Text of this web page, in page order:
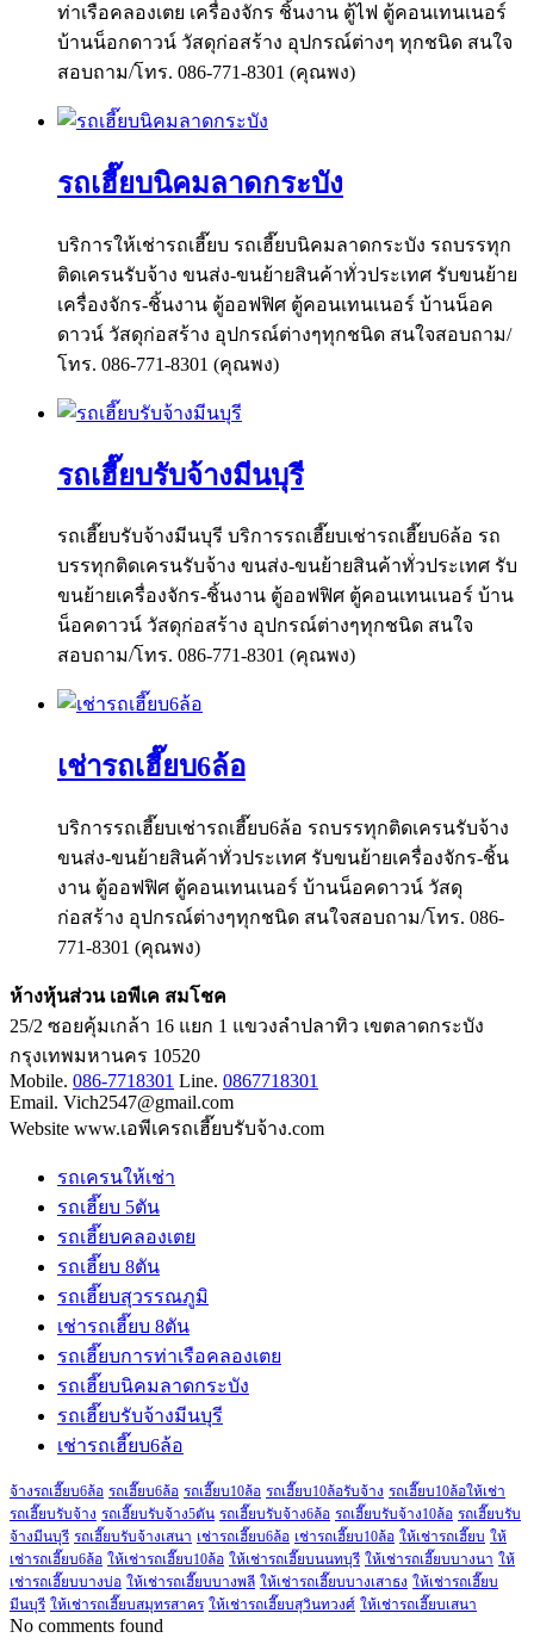
ท่าเรือคลองเตย เครื่องจักร ชิ้นงาน ตู้ไฟ ตู้คอนเทนเนอร์
บ้านน็อกดาวน์ วัสดุก่อสร้าง อุปกรณ์ต่างๆ ทุกชนิด สนใจ
สอบถาม/โทร. 086-771-8301 (คุณพง)
รถเฮี๊ยบนิคมลาดกระบัง
บริการให้เช่ารถเฮี๊ยบ รถเฮี๊ยบนิคมลาดกระบัง รถบรรทุก
ติดเครนรับจ้าง ขนส่ง-ขนย้ายสินค้าทั่วประเทศ รับขนย้าย
เครื่องจักร-ชิ้นงาน ตู้ออฟฟิศ ตู้คอนเทนเนอร์ บ้านน็อค
ดาวน์ วัสดุก่อสร้าง อุปกรณ์ต่างๆทุกชนิด สนใจสอบถาม/
โทร. 086-771-8301 (คุณพง)
รถเฮี๊ยบรับจ้างมีนบุรี
รถเฮี๊ยบรับจ้างมีนบุรี บริการรถเฮี๊ยบเช่ารถเฮี๊ยบ6ล้อ รถ
บรรทุกติดเครนรับจ้าง ขนส่ง-ขนย้ายสินค้าทั่วประเทศ รับ
ขนย้ายเครื่องจักร-ชิ้นงาน ตู้ออฟฟิศ ตู้คอนเทนเนอร์ บ้าน
น็อคดาวน์ วัสดุก่อสร้าง อุปกรณ์ต่างๆทุกชนิด สนใจ
สอบถาม/โทร. 086-771-8301 (คุณพง)
เช่ารถเฮี๊ยบ6ล้อ
บริการรถเฮี๊ยบเช่ารถเฮี๊ยบ6ล้อ รถบรรทุกติดเครนรับจ้าง
ขนส่ง-ขนย้ายสินค้าทั่วประเทศ รับขนย้ายเครื่องจักร-ชิ้น
งาน ตู้ออฟฟิศ ตู้คอนเทนเนอร์ บ้านน็อคดาวน์ วัสดุ
ก่อสร้าง อุปกรณ์ต่างๆทุกชนิด สนใจสอบถาม/โทร. 086-
771-8301 (คุณพง)
ห้างหุ้นส่วน เอพีเค สมโชค
25/2 ซอยคุ้มเกล้า 16 แยก 1 แขวงลำปลาทิว เขตลาดกระบัง
กรุงเทพมหานคร 10520
Mobile. 086-7718301 Line. 0867718301
Email. Vich2547@gmail.com
Website www.เอพีเครถเฮี๊ยบรับจ้าง.com
รถเครนให้เช่า
รถเฮี๊ยบ 5ตัน
รถเฮี๊ยบคลองเตย
รถเฮี๊ยบ 8ตัน
รถเฮี๊ยบสุวรรณภูมิ
เช่ารถเฮี๊ยบ 8ตัน
รถเฮี๊ยบการท่าเรือคลองเตย
รถเฮี๊ยบนิคมลาดกระบัง
รถเฮี๊ยบรับจ้างมีนบุรี
เช่ารถเฮี๊ยบ6ล้อ
จ้างรถเฮี๊ยบ6ล้อ รถเฮี๊ยบ6ล้อ รถเฮี๊ยบ10ล้อ รถเฮี๊ยบ10ล้อรับจ้าง รถเฮี๊ยบ10ล้อให้เช่า
รถเฮี๊ยบรับจ้าง รถเฮี๊ยบรับจ้าง5ตัน รถเฮี๊ยบรับจ้าง6ล้อ รถเฮี๊ยบรับจ้าง10ล้อ รถเฮี๊ยบรับ
จ้างมีนบุรี รถเฮี๊ยบรับจ้างเสนา เช่ารถเฮี๊ยบ6ล้อ เช่ารถเฮี๊ยบ10ล้อ ให้เช่ารถเฮี๊ยบ ให้
เช่ารถเฮี๊ยบ6ล้อ ให้เช่ารถเฮี๊ยบ10ล้อ ให้เช่ารถเฮี๊ยบนนทบุรี ให้เช่ารถเฮี๊ยบบางนา ให้
เช่ารถเฮี๊ยบบางบ่อ ให้เช่ารถเฮี๊ยบบางพลี ให้เช่ารถเฮี๊ยบบางเสาธง ให้เช่ารถเฮี๊ยบ
มีนบุรี ให้เช่ารถเฮี๊ยบสมุทรสาคร ให้เช่ารถเฮี๊ยบสุวินทวงศ์ ให้เช่ารถเฮี๊ยบเสนา
No comments found